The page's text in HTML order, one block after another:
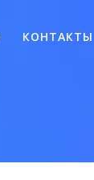
КОНТАКТЫ